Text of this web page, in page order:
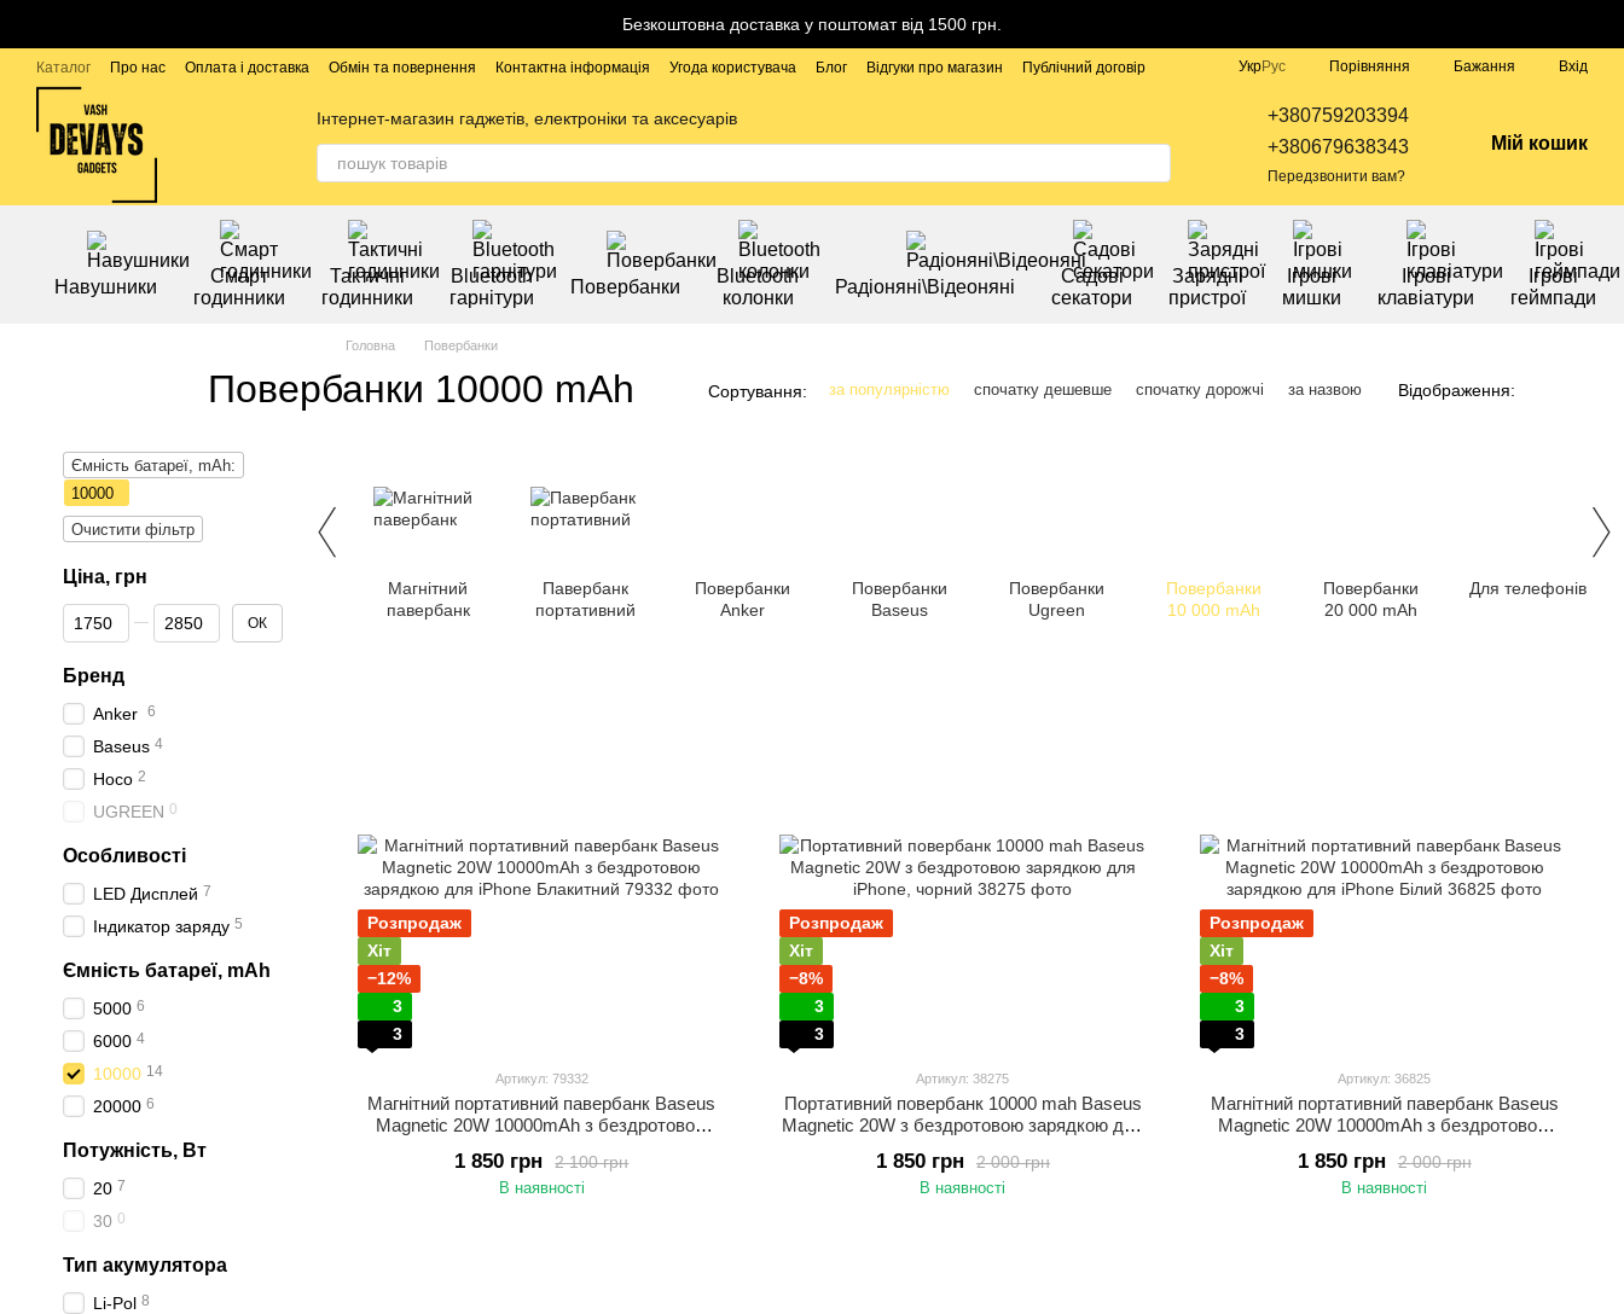
Безкоштовна доставка у поштомат від 1500 грн.
Каталог Про нас Оплата і доставка Обмін та повернення Контактна інформація Угода користувача Блог Відгуки про магазин
Публічний договір
Бренди
УкрРус Порівняння Бажання Вхід
Інтернет-магазин гаджетів, електроніки та аксесуарів
+380759203394
+380679638343
Передзвонити вам?
Мій кошик
Навушники
Смарт
годинники
Тактичні
годинники
Bluetooth
гарнітури
Повербанки
Bluetooth
колонки
Радіоняні\Відеоняні
Садові
секатори
Зарядні
пристрої
Ігрові
мишки
Ігрові
клавіатури
Ігрові
геймпади
Головна Повербанки
Повербанки 10000 mAh Сортування: за популярністю спочатку дешевше спочатку дорожчі за назвою Відображення:
Магнітний
павербанк
Павербанк
портативний
Повербанки
Anker
Повербанки
Baseus
Повербанки
Ugreen
Повербанки
10 000 mAh
Повербанки
20 000 mAh
Для телефонів
Розпродаж
Хіт
−12%
3
3
Артикул: 79332
Магнітний портативний павербанк Baseus
Magnetic 20W 10000mAh з бездротовою
2 100 грн
1 850 грн
В наявності
Розпродаж
Хіт
−8%
3
3
Артикул: 38275
Портативний повербанк 10000 mah Baseus
Magnetic 20W з бездротовою зарядкою для
2 000 грн
1 850 грн
В наявності
Розпродаж
Хіт
−8%
3
3
Артикул: 36825
Магнітний портативний павербанк Baseus
Magnetic 20W 10000mAh з бездротовою
2 000 грн
1 850 грн
В наявності
Ємність батареї, mAh:
10000
Очистити фільтр
Ціна, грн
Від Ціна, грн
До Ціна, грн ОК
Бренд
Anker 6
Baseus 4
Hoco 2
UGREEN 0
Особливості
LED Дисплей 7
Індикатор заряду 5
Ємність батареї, mAh
5000 6
6000 4
10000 14
20000 6
Потужність, Вт
20 7
30 0
Тип акумулятора
Li-Pol 8